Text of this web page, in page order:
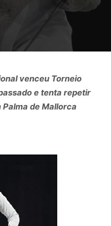
venceu Torneio
e tenta repetir
de Mallorca